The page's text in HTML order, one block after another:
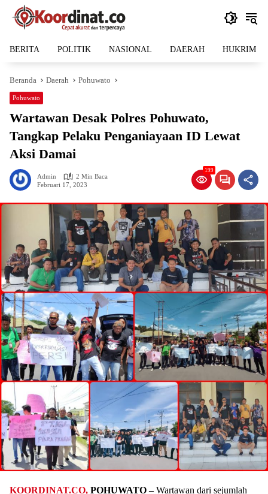
Langsung
BERITA POLITIK NASIONAL DAERAH HUKRIM
Beranda Daerah Pohuwato
Pohuwato
Wartawan Desak Polres Pohuwato,
Tangkap Pelaku Penganiayaan ID Lewat
Aksi Damai
Admin
2 Min Baca
Februari 17, 2023
199
KOORDINAT.CO, POHUWATO –Wartawan dari sejumlah